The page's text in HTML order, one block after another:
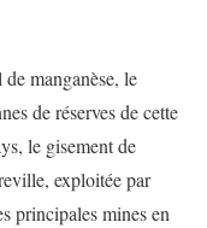
manganèse, le
de réserves de cette
le gisement de
exploitée par
principales mines en